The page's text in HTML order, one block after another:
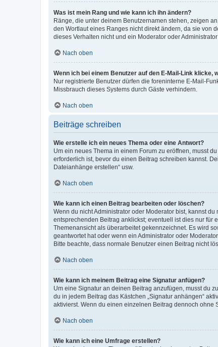
Was ist mein Rang und wie kann ich ihn ändern?
Ränge, die unter deinem Benutzernamen stehen, zeigen
den Wortlaut eines Ranges nicht direkt ändern, da sie von
dieses Verhalten nicht und ein Moderator oder
Nach oben
Wenn ich bei einem Benutzer auf den E-Mail-Link klicke,
Nur registrierte Benutzer dürfen die foreninterne E-Mail-
Missbrauch dieses Systems durch Gäste verhindern.
Nach oben
Beiträge schreiben
Wie erstelle ich ein neues Thema oder eine Antwort?
Um ein neues Thema in einem Forum zu eröffnen, musst
erforderlich ist, bevor du einen Beitrag schreiben kannst.
Dateianhänge erstellen“ usw.
Nach oben
Wie kann ich einen Beitrag bearbeiten oder löschen?
Wenn du nicht Administrator oder Moderator bist, kannst
entsprechenden Beitrag anklickst; eventuell ist dies nur
Themenansicht als überarbeitet gekennzeichnet. Es wird
geantwortet hat oder wenn ein Administrator oder
Bitte beachte, dass normale Benutzer einen Beitrag nicht
Nach oben
Wie kann ich meinem Beitrag eine Signatur anfügen?
Um eine Signatur an deinen Beitrag anzufügen, musst du
du in jedem Beitrag das Kästchen „Signatur anhängen“
aktivierst. Wenn du einen einzelnen Beitrag dennoch ohne
Nach oben
Wie kann ich eine Umfrage erstellen?